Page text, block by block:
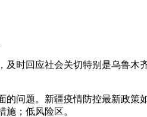
及时回应社会关切特别是乌鲁
问题。新疆疫情防控最新政
；低风险区。